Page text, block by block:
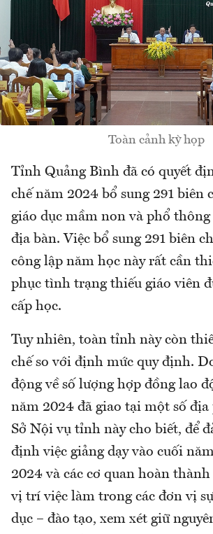
Toàn cảnh kỳ họp
Tỉnh Quảng Bình đã có quyết
chế năm 2024 bổ sung 291 biên
giáo dục mầm non và phổ
địa bàn. Việc bổ sung 291 biên
công lập năm học này rất cần
phục tình trạng thiếu giáo viên
cấp học.
Tuy nhiên, toàn tỉnh này còn
chế so với định mức quy định.
động về số lượng hợp đồng lao
năm 2024 đã giao tại một số địa
Sở Nội vụ tỉnh này cho biết, để
định việc giảng dạy vào cuối
2024 và các cơ quan hoàn thành
vị trí việc làm trong các đơn vị
dục – đào tạo, xem xét giữ